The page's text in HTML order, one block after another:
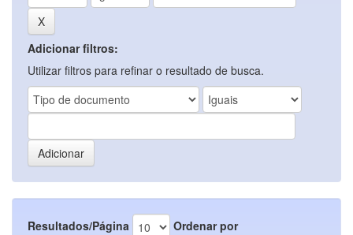
Adicionar filtros:
Utilizar filtros para refinar o resultado de busca.
Resultados/Página
Ordenar por